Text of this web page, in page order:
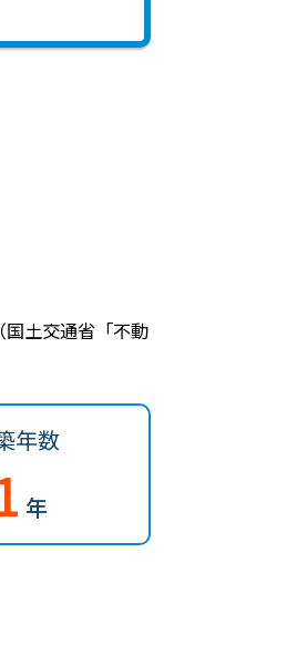
国土交通省「不動
年数
年